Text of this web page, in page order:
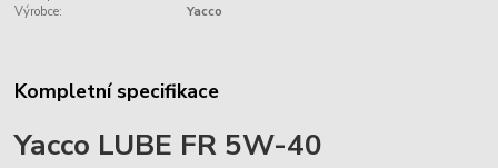
Výrobce:
Yacco
Kompletní specifikace
Yacco LUBE FR 5W-40